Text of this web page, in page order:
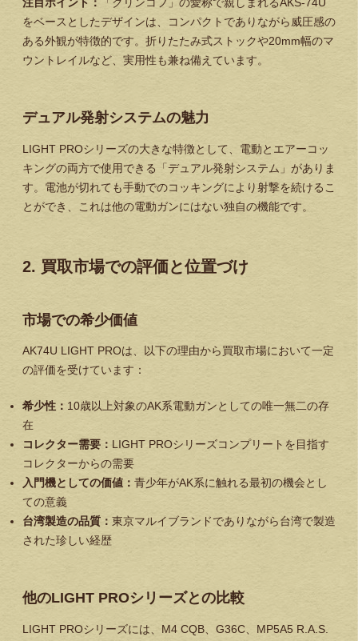
をベースとしたデザインは、コンパクトでありながら威圧感の
ある外観が特徴的です。折りたたみ式ストックや20mm幅のマ
ウントレイルなど、実用性も兼ね備えています。
デュアル発射システムの魅力
LIGHT PROシリーズの大きな特徴として、電動とエアーコッ
キングの両方で使用できる「デュアル発射システム」がありま
す。電池が切れても手動でのコッキングにより射撃を続けるこ
とができ、これは他の電動ガンにはない独自の機能です。
2. 買取市場での評価と位置づけ
市場での希少価値
AK74U LIGHT PROは、以下の理由から買取市場において一定
の評価を受けています：
希少性： 10歳以上対象のAK系電動ガンとしての唯一無二の存
在
コレクター需要： LIGHT PROシリーズコンプリートを目指す
コレクターからの需要
入門機としての価値： 青少年がAK系に触れる最初の機会とし
ての意義
台湾製造の品質： 東京マルイブランドでありながら台湾で製造
された珍しい経歴
他のLIGHT PROシリーズとの比較
LIGHT PROシリーズには、M4 CQB、G36C、MP5A5 R.A.S.